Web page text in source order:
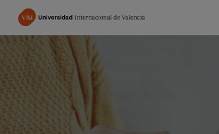
Pasar
contenido
principal